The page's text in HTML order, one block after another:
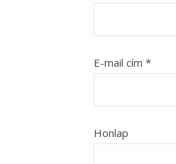
E-mail cím *
Honlap